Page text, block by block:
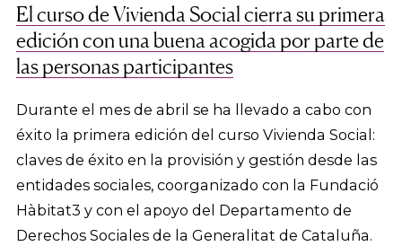
El curso de Vivienda Social cierra su primera
edición con una buena acogida por parte de
las personas participantes
Durante el mes de abril se ha llevado a cabo con
éxito la primera edición del curso Vivienda Social:
claves de éxito en la provisión y gestión desde las
entidades sociales, coorganizado con la Fundació
Hàbitat3 y con el apoyo del Departamento de
Derechos Sociales de la Generalitat de Cataluña.